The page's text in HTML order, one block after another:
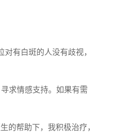
有白斑的人没有歧视，
求情感支持。如果有需
的帮助下，我积极治疗，